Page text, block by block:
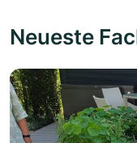
Neueste